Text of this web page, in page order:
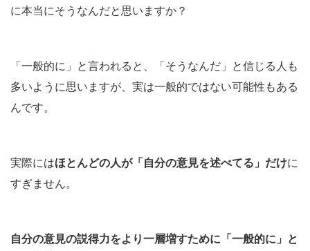
に本当にそうなんだと思いますか？
「一般的に」と言われると、「そうなんだ」と信じる人も
多いように思いますが、実は一般的ではない可能性もある
んです。
実際にはほとんどの人が「自分の意見を述べてる」だけに
すぎません。
自分の意見の説得力をより一層増すために「一般的に」と